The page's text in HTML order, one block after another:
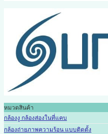
หมวดสินค้า
กล้องงู กล้องส่องในที่แคบ
กล้องถ่ายภาพความร้อน แบบติดตั้ง